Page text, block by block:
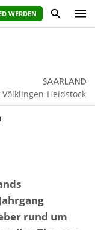
WERDEN
Heidstock
rund um